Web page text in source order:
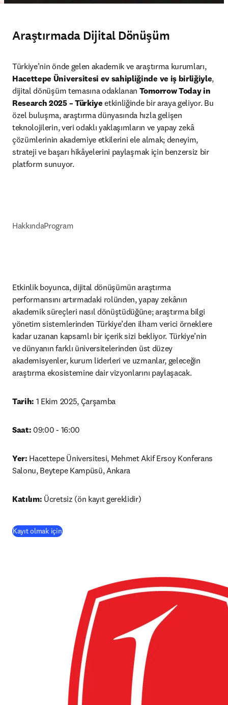
Araştırmada Dijital Dönüşüm
Türkiye’nin önde gelen akademik ve araştırma kurumları,
Hacettepe Üniversitesi ev sahipliğinde ve iş birliğiyle,
dijital dönüşüm temasına odaklanan Tomorrow Today in
Research 2025 – Türkiye etkinliğinde bir araya geliyor. Bu
özel buluşma, araştırma dünyasında hızla gelişen
teknolojilerin, veri odaklı yaklaşımların ve yapay zekâ
çözümlerinin akademiye etkilerini ele almak; deneyim,
strateji ve başarı hikâyelerini paylaşmak için benzersiz bir
platform sunuyor.
HakkındaProgram
Etkinlik boyunca, dijital dönüşümün araştırma
performansını artırmadaki rolünden, yapay zekânın
akademik süreçleri nasıl dönüştüdüğüne; araştırma bilgi
yönetim sistemlerinden Türkiye’den ilham verici örneklere
kadar uzanan kapsamlı bir içerik sizi bekliyor. Türkiye’nin
ve dünyanın farklı üniversitelerinden üst düzey
akademisyenler, kurum liderleri ve uzmanlar, geleceğin
araştırma ekosistemine dair vizyonlarını paylaşacak.
Tarih: 1 Ekim 2025, Çarşamba
Saat: 09:00 - 16:00
Yer: Hacettepe Üniversitesi, Mehmet Akif Ersoy Konferans
Salonu, Beytepe Kampüsü, Ankara
Katılım: Ücretsiz (ön kayıt gereklidir)
Kayıt olmak için(